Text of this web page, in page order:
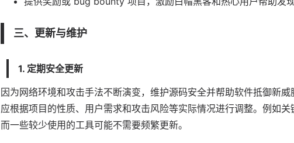
三、更新与维护
1. 定期安全更新
因为网络环境和攻击手法不断演变，维护源码安全并帮助软件抵御新
应根据项目的性质、用户需求和攻击风险等实际情况进行调整。例如关
而一些较少使用的工具可能不需要频繁更新。